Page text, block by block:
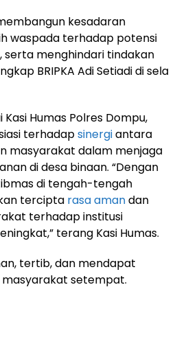
kesadaran
waspada terhadap potensi
serta menghindari tindakan
BRIPKA Adi Setiadi di sela
Kasi Humas Polres Dompu,
terhadapsinergiantara
masyarakat dalam menjaga
di desa binaan. “Dengan
di tengah-tengah
tercipta rasa amandan
terhadap institusi
terang Kasi Humas.
tertib, dan mendapat
setempat.